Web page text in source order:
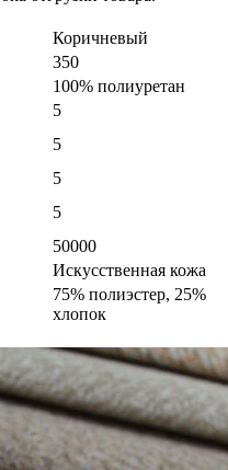
Коричневый
350
100% полиуретан
5
5
5
5
50000
Искусственная кожа
75% полиэстер, 25%
хлопок